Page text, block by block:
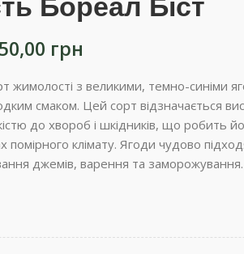
грн
жимолості з великими, темно-синіми
смаком. Цей сорт відзначається
до хвороб і шкідників, що робить
клімату. Ягоди чудово
джемів, варення та заморожування.